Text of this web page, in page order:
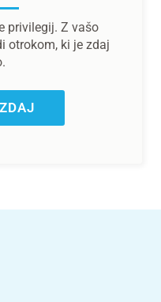
privilegij. Z vašo
otrokom, ki je zdaj